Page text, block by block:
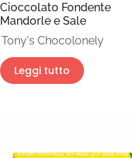
Cioccolato Fondente
Mandorle e Sale
Tony's Chocolonely
Leggi tutto